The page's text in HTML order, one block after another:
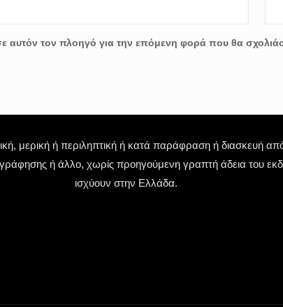
αυτόν τον πλοηγό για την επόμενη φορά που θα
ή περιληπτική ή κατά παράφραση ή διασκευή
ή άλλο, χωρίς προηγούμενη γραπτή άδεια του
ισχύουν στην Ελλάδα.